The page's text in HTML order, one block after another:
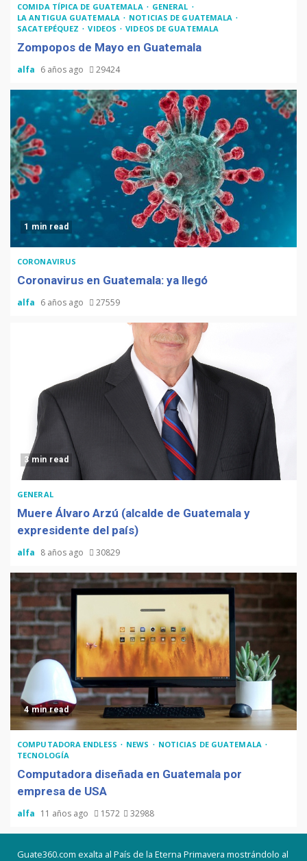
COMIDA TÍPICA DE GUATEMALA
GENERAL
LA ANTIGUA GUATEMALA
NOTICIAS DE GUATEMALA
SACATEPÉQUEZ
VIDEOS VIDEOS DE GUATEMALA
Zompopos de Mayo en Guatemala
alfa 6 años ago 29424
1 min read
CORONAVIRUS
Coronavirus en Guatemala: ya llegó
alfa 6 años ago 27559
3 min read
GENERAL
Muere Álvaro Arzú (alcalde de Guatemala y
expresidente del país)
alfa 8 años ago 30829
4 min read
COMPUTADORA ENDLESS NEWS
NOTICIAS DE GUATEMALA
TECNOLOGÍA
Computadora diseñada en Guatemala por
empresa de USA
alfa 11 años ago 1572 32988
Guate360.com exalta al País de la Eterna Primavera mostrándolo al